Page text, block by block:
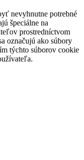
nevyhnutne potrebné
špeciálne na
prostredníctvom
označujú ako súbory
týchto súborov cookie